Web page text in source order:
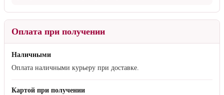
Оплата при получении
Наличными
Оплата наличными курьеру при доставке.
Картой при получении